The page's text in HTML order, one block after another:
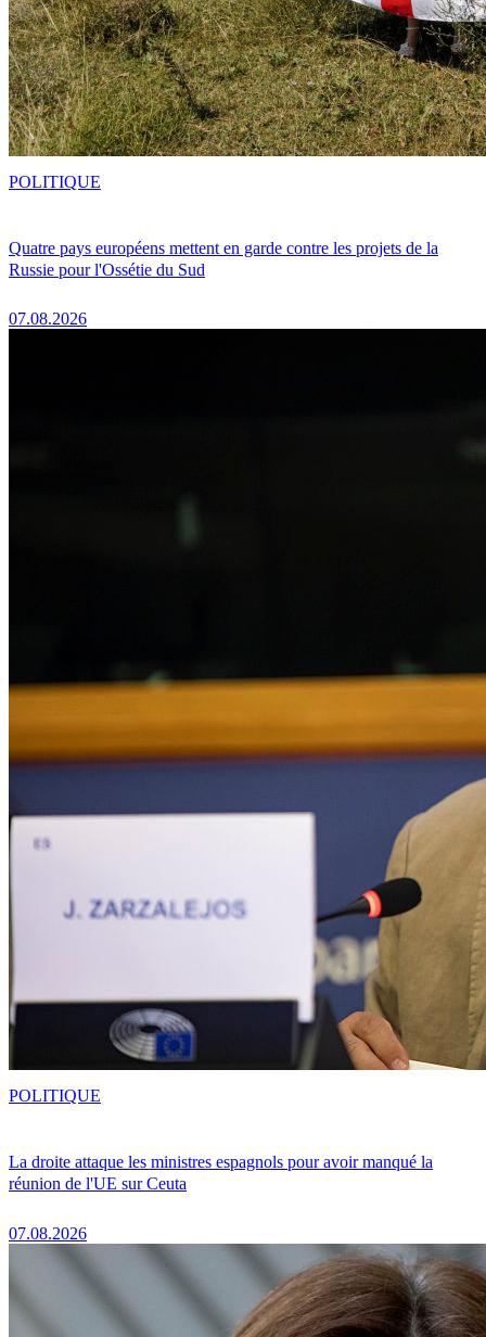
Quatre pays européens mettent en garde contre les projets de la
Russie pour l'Ossétie du Sud
07.08.2026
POLITIQUE
La droite attaque les ministres espagnols pour avoir manqué la
réunion de l'UE sur Ceuta
07.08.2026
POLITIQUE